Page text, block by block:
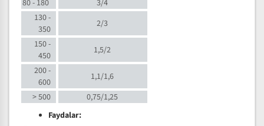
80 - 180
3/4
130 -
350
2/3
150 -
450
1,5/2
200 -
600
1,1/1,6
> 500
0,75/1,25
Faydalar: